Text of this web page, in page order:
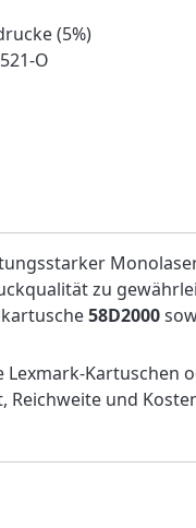
(5%)
O
zu
58D2000
Lexmark-
Reichweite und